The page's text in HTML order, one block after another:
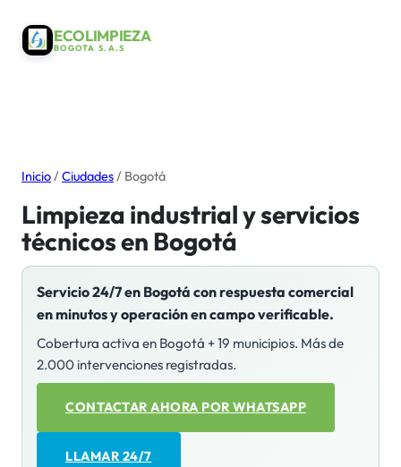
ECOLIMPIEZA
BOGOTA S.A.S
Inicio/Ciudades/ Bogotá
Limpieza industrial y servicios
técnicos en Bogotá
Servicio 24/7 en Bogotá con respuesta comercial
en minutos y operación en campo verificable.
Cobertura activa en Bogotá +19 municipios. Más de
2.000 intervenciones registradas.
CONTACTAR AHORA POR WHATSAPP
LLAMAR 24/7